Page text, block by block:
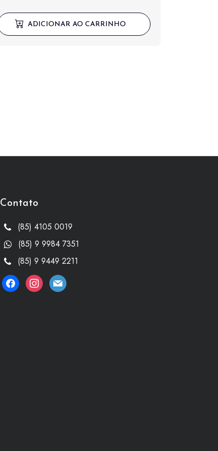
ADICIONAR AO CARRINHO
Contato
(85) 4105 0019
(85) 9 9984 7351
(85) 9 9449 2211
facebookinstagram
mail